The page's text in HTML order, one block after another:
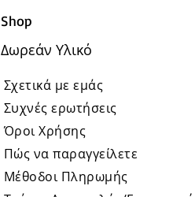
Shop
Δωρεάν Υλικό
Σχετικά με εμάς
Συχνές ερωτήσεις
Όροι Χρήσης
Πώς να παραγγείλετε
Μέθοδοι Πληρωμής